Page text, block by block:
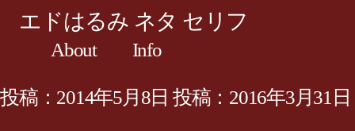
エドはるみ ネタ セリフ
About Info
投稿：2014年5月8日 投稿：2016年3月31日